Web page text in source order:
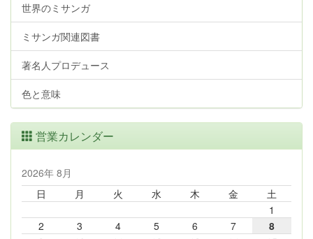
世界のミサンガ
ミサンガ関連図書
著名人プロデュース
色と意味
営業カレンダー
2026年 8月
日
月 火 水 木 金
土
1
2
3 4 5 6 7
8